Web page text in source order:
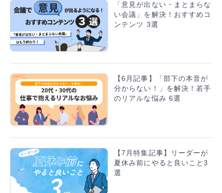
「意見が出ない・まとまらな
い会議」を解決！おすすめコ
ンテンツ 3選
【6月記事】「部下の本音が
分からない！」を解決！若手
のリアルな悩み 6選
【7月特集記事】リーダーが
夏休み前にやると良いこと3
選